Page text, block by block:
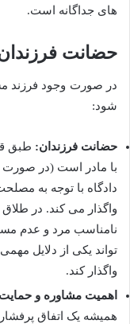
های جداگانه است.
حضانت
در صورت وجود فرزند
شود:
حضانت فرزندان: طبق
با مادر است (در
دادگاه با توجه به
واگذار می کند. در
نامناسب مرد و عدم
تواند یکی از دلایل
واگذار کند.
اهمیت مشاوره و
همیشه یک اتفاق